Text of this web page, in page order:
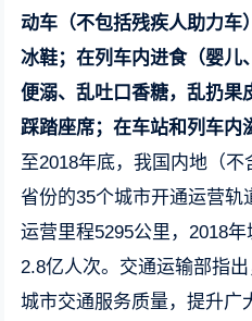
动车（不包括残疾人助力车
冰鞋；在列车内进食（婴儿
便溺、乱吐口香糖，乱扔果
踩踏座席；在车站和列车内
至2018年底，我国内地（
省份的35个城市开通运营轨
运营里程5295公里，2018
2.8亿人次。交通运输部指
城市交通服务质量，提升广